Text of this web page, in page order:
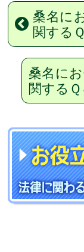
桑名に
関する
桑名に
関するＱ